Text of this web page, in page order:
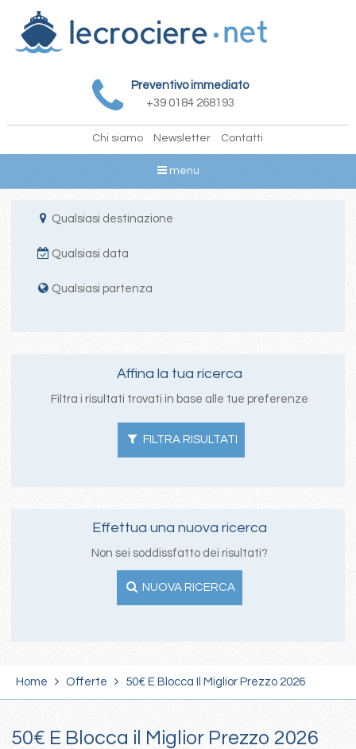
Preventivo immediato
+39 0184 268193
Chi siamo Newsletter Contatti
menu
Qualsiasi destinazione
Qualsiasi data
Qualsiasi partenza
Affina la tua ricerca
Filtra i risultati trovati in base alle tue preferenze
FILTRA RISULTATI
Effettua una nuova ricerca
Non sei soddissfatto dei risultati?
NUOVA RICERCA
Home Offerte 50€ E Blocca Il Miglior Prezzo 2026
50€ E Blocca il Miglior Prezzo 2026